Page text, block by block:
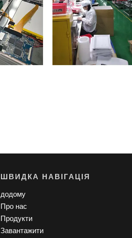
ШВИДКА НАВІГАЦІЯ
додому
Про нас
Продукти
Завантажити